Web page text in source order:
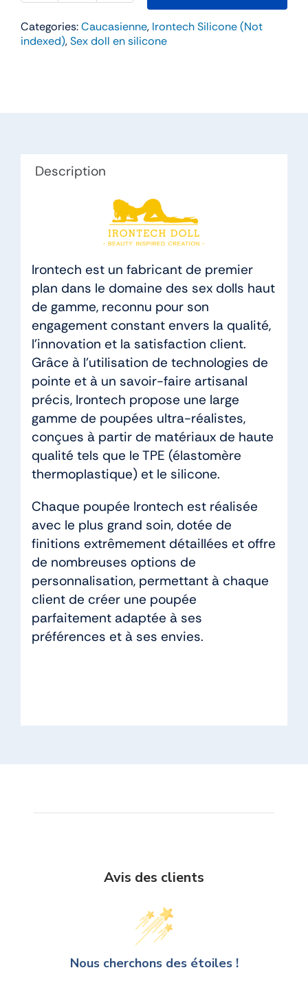
Danna
–
Categories:Caucasienne, Irontech Silicone (Not
indexed),Sex doll en silicone
Description
Irontech est un fabricant de premier
plan dans le domaine des sex dolls haut
de gamme, reconnu pour son
engagement constant envers la qualité,
l’innovation et la satisfaction client.
Grâce à l’utilisation de technologies de
pointe et à un savoir-faire artisanal
précis, Irontech propose une large
gamme de poupées ultra-réalistes,
conçues à partir de matériaux de haute
qualité tels que le TPE (élastomère
thermoplastique) et le silicone.
Chaque poupée Irontech est réalisée
avec le plus grand soin, dotée de
finitions extrêmement détaillées et offre
de nombreuses options de
personnalisation, permettant à chaque
client de créer une poupée
parfaitement adaptée à ses
préférences et à ses envies.
Avis des clients
Nous cherchons des étoiles !